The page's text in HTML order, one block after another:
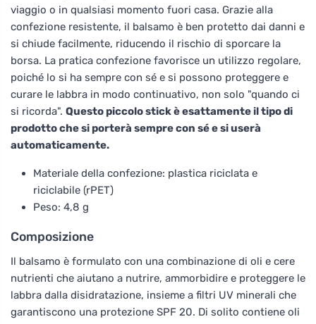
viaggio o in qualsiasi momento fuori casa. Grazie alla
confezione resistente, il balsamo è ben protetto dai danni e
si chiude facilmente, riducendo il rischio di sporcare la
borsa. La pratica confezione favorisce un utilizzo regolare,
poiché lo si ha sempre con sé e si possono proteggere e
curare le labbra in modo continuativo, non solo "quando ci
si ricorda". Questo piccolo stick è esattamente il tipo di
prodotto che si porterà sempre con sé e si userà
automaticamente.
Materiale della confezione: plastica riciclata e
riciclabile (rPET)
Peso: 4,8 g
Composizione
Il balsamo è formulato con una combinazione di oli e cere
nutrienti che aiutano a nutrire, ammorbidire e proteggere le
labbra dalla disidratazione, insieme a filtri UV minerali che
garantiscono una protezione SPF 20. Di solito contiene oli